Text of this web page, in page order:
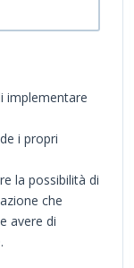
implementare
i propri
la possibilità di
che
avere di